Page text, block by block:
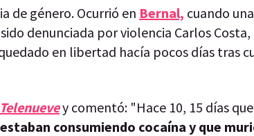
de género. Ocurrió en Bernal, cuando
denunciada por violencia Carlos
en libertad hacía pocos días tras
Telenuevey comentó: "Hace 10, 15 días
consumiendo cocaína y que